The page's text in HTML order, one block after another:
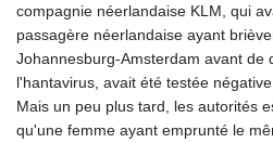
LKR
LRD
LSL
compagnie néerlandaise KLM, qui
passagère néerlandaise ayant
Johannesburg-Amsterdam avant de
l'hantavirus, avait été testée négative.
Mais un peu plus tard, les autorités
qu'une femme ayant emprunté le